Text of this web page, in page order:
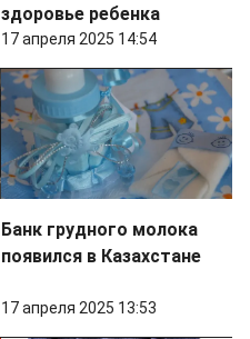
здоровье ребенка
17 апреля 2025 14:54
Банк грудного молока
появился в Казахстане
17 апреля 2025 13:53